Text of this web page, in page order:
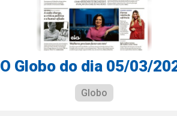
O Globo do dia 05/03/
Globo